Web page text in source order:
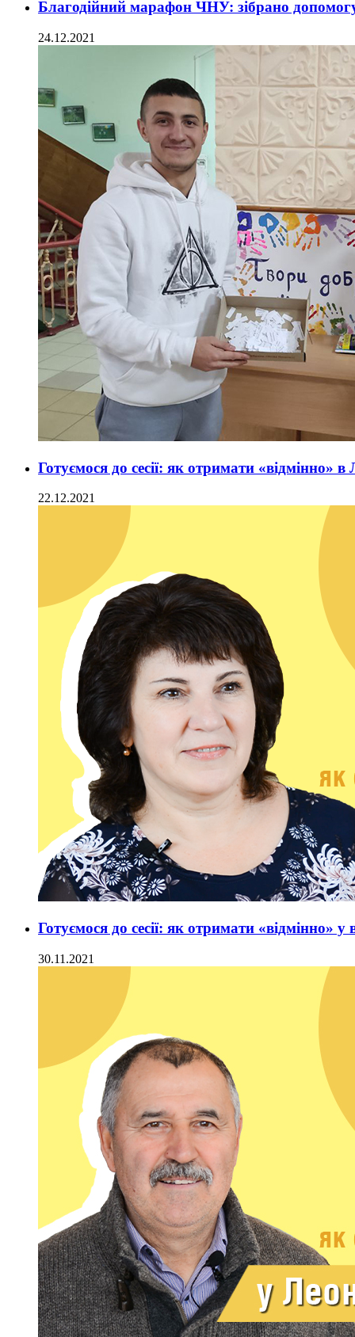
Благодійний марафон ЧНУ: зібрано допомогу
24.12.2021
Готуємося до сесії: як отримати «відмінно» в
22.12.2021
Готуємося до сесії: як отримати «відмінно»
30.11.2021